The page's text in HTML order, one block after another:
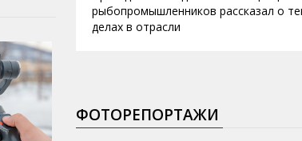
рыбопромышленников рассказал о
делах в отрасли
ФОТОРЕПОРТАЖИ